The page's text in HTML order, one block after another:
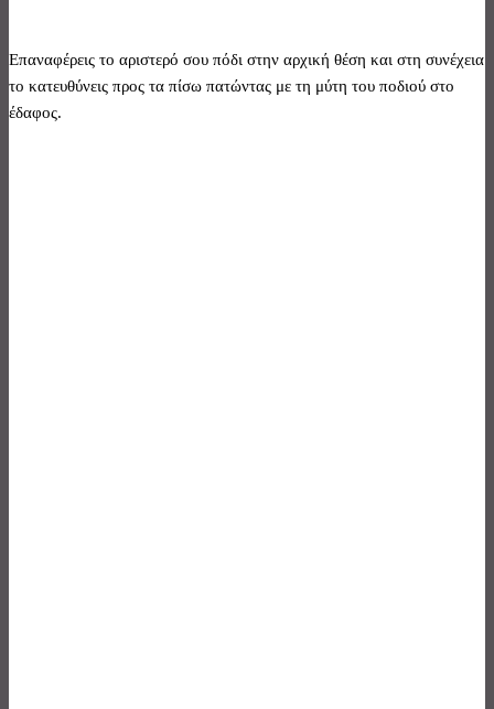
Επαναφέρεις το αριστερό σου πόδι στην αρχική θέση και στη συνέχεια
το κατευθύνεις προς τα πίσω πατώντας με τη μύτη του ποδιού στο
έδαφος.